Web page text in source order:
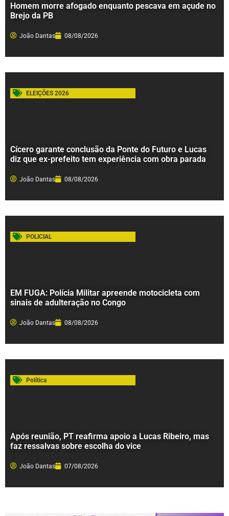
Homem morre afogado enquanto pescava em açude no
Brejo da PB
João Dantas 08/08/2026
ELEIÇÕES 2026
Cícero garante conclusão da Ponte do Futuro e Lucas
diz que ex-prefeito tem experiência com obra parada
João Dantas 08/08/2026
POLICIAL
EM FUGA: Polícia Militar apreende motocicleta com
sinais de adulteração no Congo
João Dantas 08/08/2026
Política
Após reunião, PT reafirma apoio a Lucas Ribeiro, mas
faz ressalvas sobre escolha do vice
João Dantas 07/08/2026